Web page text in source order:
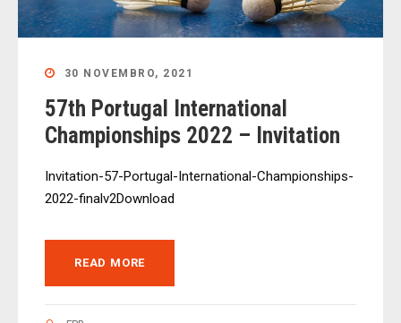
30 NOVEMBRO, 2021
57th Portugal International
Championships 2022 – Invitation
Invitation-57-Portugal-International-Championships-
2022-finalv2Download
READ MORE